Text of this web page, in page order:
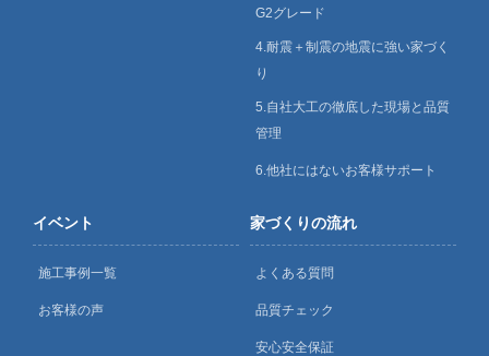
G2グレード
4.耐震＋制震の地震に強い家づく
り
5.自社大工の徹底した現場と品質
管理
6.他社にはないお客様サポート
イベント
施工事例一覧
お客様の声
家づくりの流れ
よくある質問
品質チェック
安心安全保証